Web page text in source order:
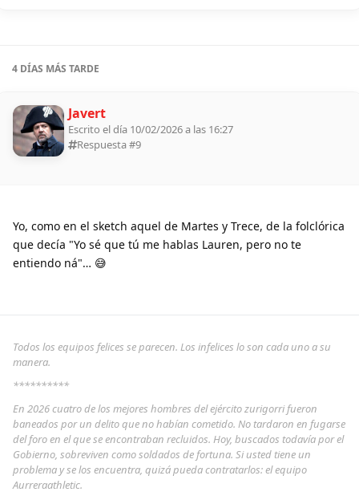
4 DÍAS MÁS TARDE
Javert
Escrito el día 10/02/2026 a las 16:27
Respuesta #9
Yo, como en el sketch aquel de Martes y Trece, de la folclórica
que decía "Yo sé que tú me hablas Lauren, pero no te
entiendo ná"… 😅
Todos los equipos felices se parecen. Los infelices lo son cada uno a su
manera.
**********
En 2026 cuatro de los mejores hombres del ejército zurigorri fueron
baneados por un delito que no habían cometido. No tardaron en fugarse
del foro en el que se encontraban recluidos. Hoy, buscados todavía por el
Gobierno, sobreviven como soldados de fortuna. Si usted tiene un
problema y se los encuentra, quizá pueda contratarlos: el equipo
Aurreraathletic.